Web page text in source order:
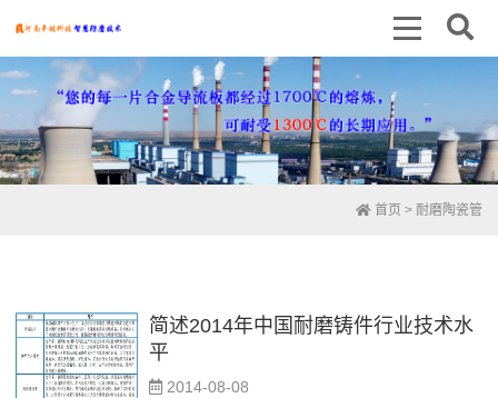
首页 > 耐磨陶瓷管
简述2014年中国耐磨铸件行业技术水
平
2014-08-08